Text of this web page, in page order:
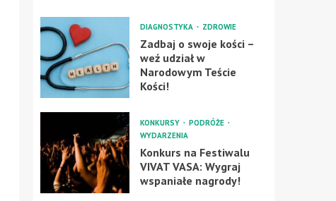
DIAGNOSTYKA ZDROWIE
Zadbaj o swoje kości –
weź udział w
Narodowym Teście
Kości!
KONKURSY
PODRÓŻE
WYDARZENIA
Konkurs na Festiwalu
VIVAT VASA: Wygraj
wspaniałe nagrody!